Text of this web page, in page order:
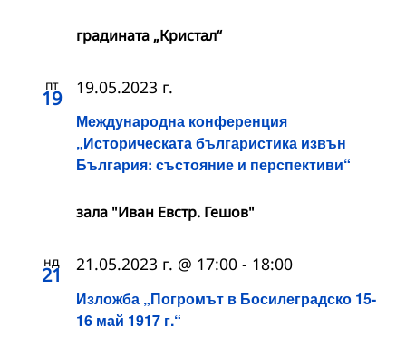
градината „Кристал“
пт
19
Международна конференция
„Историческата българистика извън
България: състояние и перспективи“
19.05.2023 г.
зала "Иван Евстр. Гешов"
нд
21
Изложба „Погромът в Босилеградско 15-
16 май 1917 г.“
21.05.2023 г. @ 17:00 - 18:00